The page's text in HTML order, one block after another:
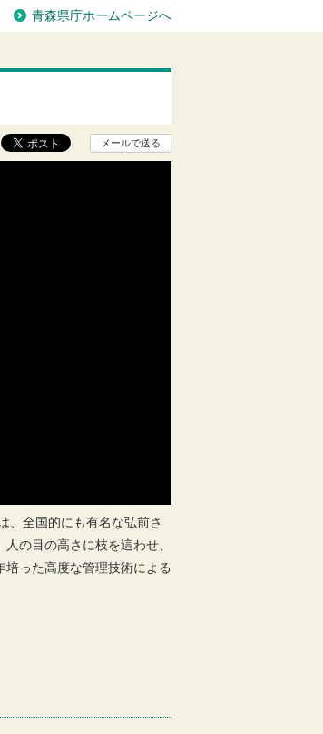
青森県庁ホームページへ
メールで送る
、全国的にも有名な弘前さ
の目の高さに枝を這わせ、
った高度な管理技術による